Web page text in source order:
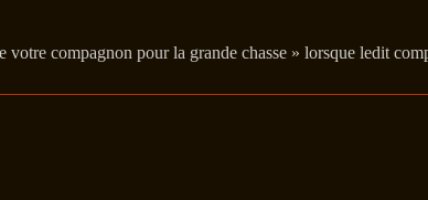
compagnon pour la grande chasse » lorsque ledit